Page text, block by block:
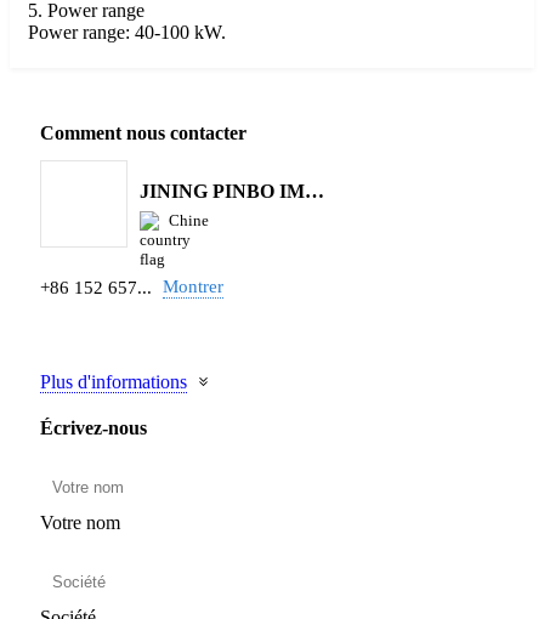
5. Power range
Power range: 40-100 kW.
Comment nous contacter
JINING PINBO IMPORT AND EXPORT CO.,LTD.
Chine
+86 152 657... Montrer
Plus d'informations
Écrivez-nous
Votre nom